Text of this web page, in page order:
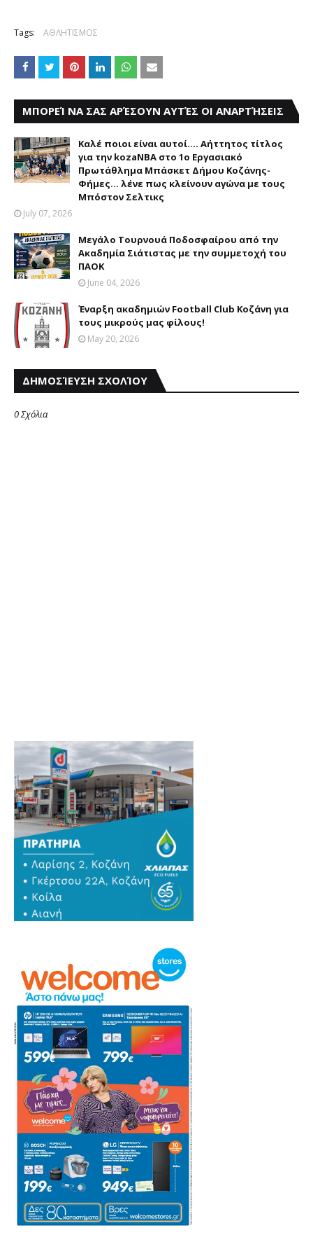
Tags: ΑΘΛΗΤΙΣΜΟΣ
ΜΠΟΡΕΊ ΝΑ ΣΑΣ ΑΡΈΣΟΥΝ ΑΥΤΈΣ ΟΙ ΑΝΑΡΤΉΣΕΙΣ
Καλέ ποιοι είναι αυτοί.... Αήττητος τίτλος
για την kozaNBA στο 1ο Εργασιακό
Πρωτάθλημα Μπάσκετ Δήμου Κοζάνης-
Φήμες... λένε πως κλείνουν αγώνα με τους
Μπόστον Σελτικς
July 07, 2026
Μεγάλο Τουρνουά Ποδοσφαίρου από την
Ακαδημία Σιάτιστας με την συμμετοχή του
ΠΑΟΚ
June 04, 2026
Έναρξη ακαδημιών Football Club Κοζάνη για
τους μικρούς μας φίλους!
May 20, 2026
ΔΗΜΟΣΊΕΥΣΗ ΣΧΟΛΊΟΥ
0 Σχόλια